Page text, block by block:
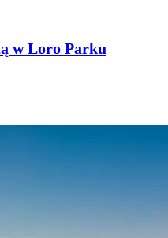
w Loro Parku